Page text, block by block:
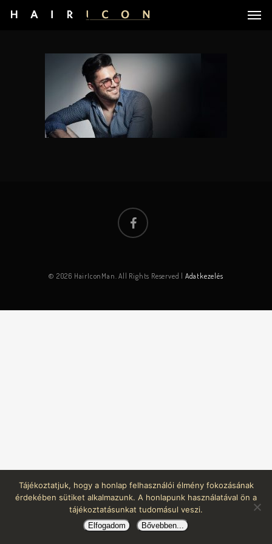
© 2026 HairIconMan. All Rights Reserved | Adatkezelés
Tájékoztatjuk, hogy a honlap felhasználói élmény fokozásának
érdekében sütiket alkalmazunk. A honlapunk használatával ön a
tájékoztatásunkat tudomásul veszi.
Elfogadom Bővebben...